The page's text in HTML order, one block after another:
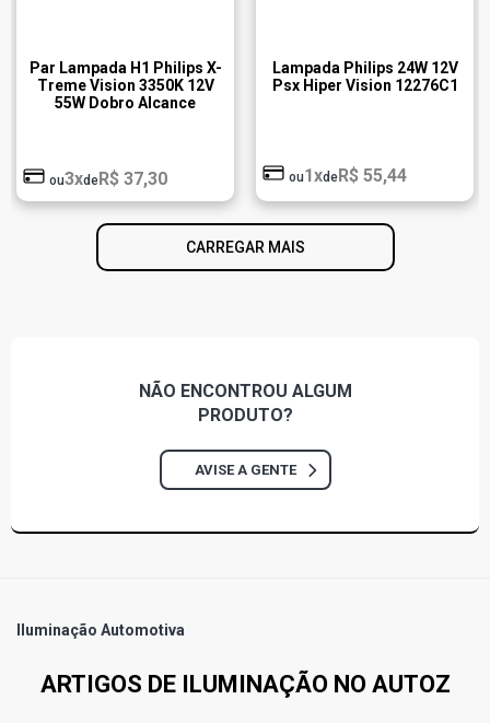
Par Lampada H1 Philips X-
Treme Vision 3350K 12V
55W Dobro Alcance
ou3xdeR$ 37,30
Lampada Philips 24W 12V
Psx Hiper Vision 12276C1
ou1xdeR$ 55,44
CARREGAR MAIS
NÃO ENCONTROU ALGUM
PRODUTO?
AVISE A GENTE
Iluminação Automotiva
ARTIGOS DE ILUMINAÇÃO NO AUTOZ